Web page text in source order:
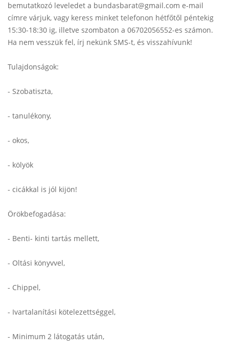
bemutatkozó leveledet a bundasbarat@gmail.com e-mail
címre várjuk, vagy keress minket telefonon hétfőtől péntekig
15:30-18:30 ig, illetve szombaton a 06702056552-es számon.
Ha nem vesszük fel, írj nekünk SMS-t, és visszahívunk!
Tulajdonságok:
- Szobatiszta,
- tanulékony,
- okos,
- kölyök
- cicákkal is jól kijön!
Örökbefogadása:
- Benti- kinti tartás mellett,
- Oltási könyvvel,
- Chippel,
- Ivartalanítási kötelezettséggel,
- Minimum 2 látogatás után,